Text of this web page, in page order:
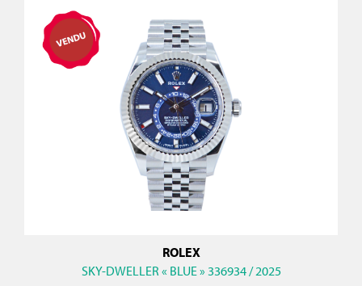
ROLEX
SKY-DWELLER « BLUE » 336934 / 2025